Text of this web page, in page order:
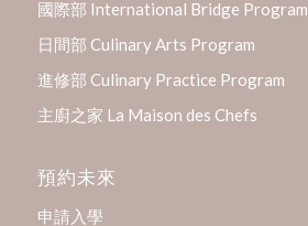
國際部 International Bridge Program
日間部 Culinary Arts Program
進修部 Culinary Practice Program
主廚之家 La Maison des Chefs
預約未來
申請入學